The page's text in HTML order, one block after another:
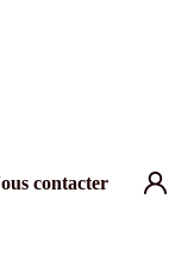
contacter